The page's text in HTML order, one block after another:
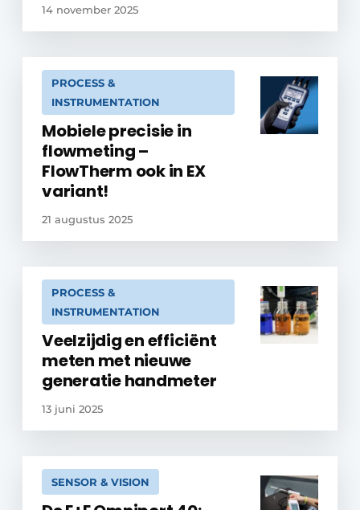
14 november 2025
PROCESS &
INSTRUMENTATION
Mobiele precisie in
flowmeting –
FlowTherm ook in EX
variant!
21 augustus 2025
PROCESS &
INSTRUMENTATION
Veelzijdig en efficiënt
meten met nieuwe
generatie handmeter
13 juni 2025
SENSOR & VISION